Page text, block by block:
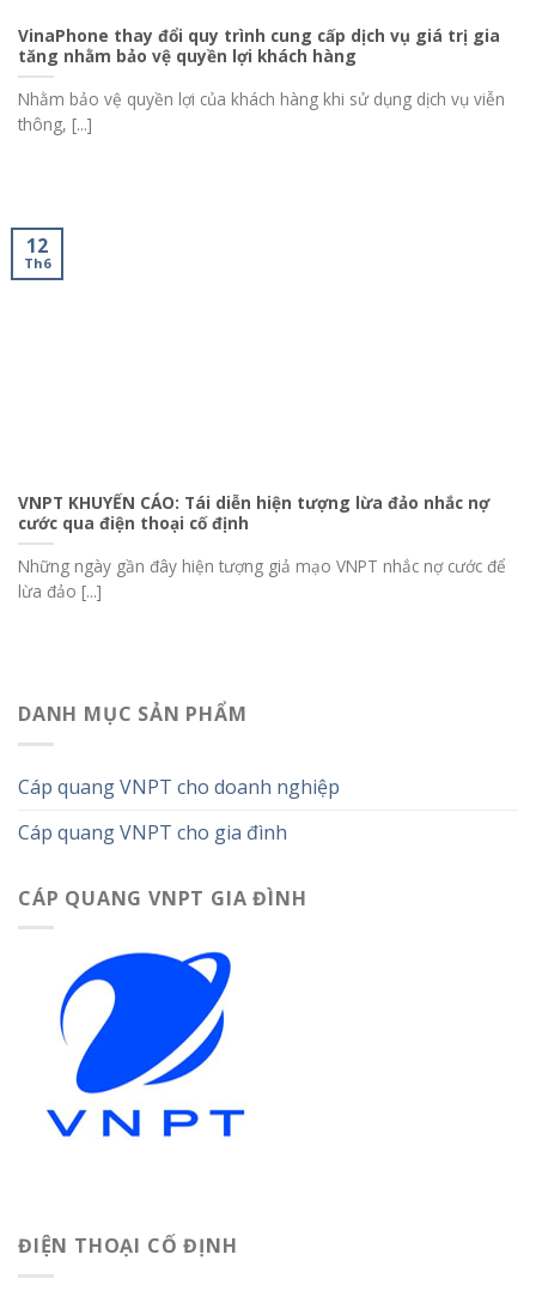
DANH MỤC SẢN PHẨM
Cáp quang VNPT cho doanh nghiệp
Cáp quang VNPT cho gia đình
CÁP QUANG VNPT GIA ĐÌNH
ĐIỆN THOẠI CỐ ĐỊNH
VinaPhone thay đổi quy trình cung cấp dịch vụ giá trị gia
tăng nhằm bảo vệ quyền lợi khách hàng
Nhằm bảo vệ quyền lợi của khách hàng khi sử dụng dịch vụ viễn
thông, [...]
VNPT KHUYẾN CÁO: Tái diễn hiện tượng lừa đảo nhắc nợ
cước qua điện thoại cố định
Những ngày gần đây hiện tượng giả mạo VNPT nhắc nợ cước để
lừa đảo [...]
12
Th6